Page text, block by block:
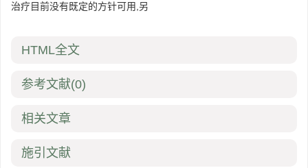
治疗目前没有既定的方针可用,另
HTML全文
参考文献(0)
相关文章
施引文献